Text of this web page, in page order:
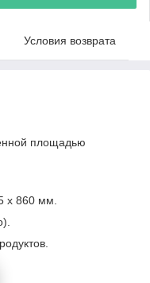
Условия возврата
площадью
x 860 мм.